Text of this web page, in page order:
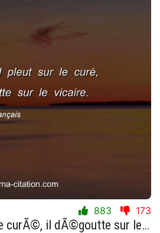
883 173
Quand il pleut sur le curÃ©, il dÃ©goutte sur le vicaire.